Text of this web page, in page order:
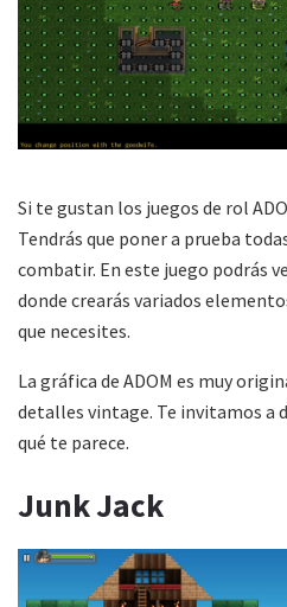
Si te gustan los juegos de rol
Tendrás que poner a prueba
combatir. En este juego podrás
donde crearás variados
que necesites.
La gráfica de ADOM es muy
detalles vintage. Te invitamos a
qué te parece.
Junk Jack